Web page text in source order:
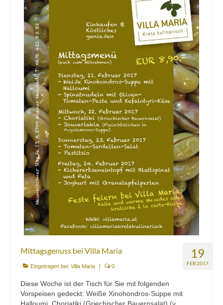
19
FEB 2017
Mittagsgenuss bei Villa Maria
Eingetragen bei: Villa Maria 0
Diese Woche ist der Tisch für Sie mit folgenden
Vorspeisen gedeckt: Weiße Xinohondros-Suppe mit